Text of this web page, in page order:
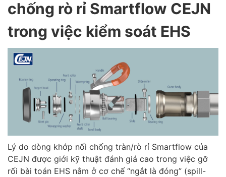
chống rò rỉ Smartflow CEJN
trong việc kiểm soát EHS
Lý do dòng khớp nối chống tràn/rò rỉ Smartflow của
CEJN được giới kỹ thuật đánh giá cao trong việc gỡ
rối bài toán EHS nằm ở cơ chế “ngắt là đóng” (spill-